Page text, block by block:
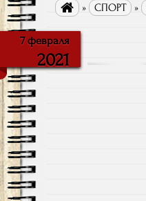
 » СПОРТ »
7 февраля
2021